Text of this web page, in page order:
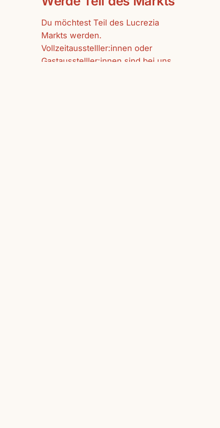
Du möchtest Teil des Lucrezia
Markts werden.
Vollzeitausstelller:innen oder
Gastausstelller:innen sind bei uns